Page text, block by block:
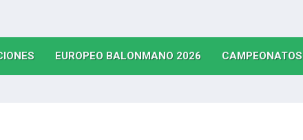
(CURRENT)
EUROPEO BALONMANO 2026(CURRENT)
CAMPEONATOS